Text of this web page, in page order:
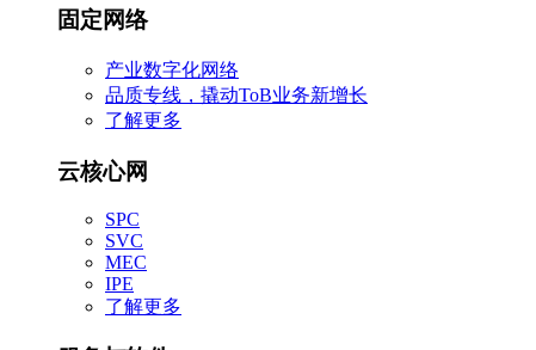
固定网络
产业数字化网络
品质专线，撬动ToB业务新增长
了解更多
云核心网
SPC
SVC
MEC
IPE
了解更多